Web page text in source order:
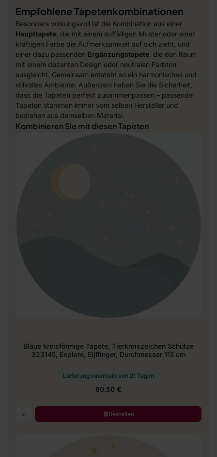
Empfohlene Tapetenkombinationen
Besonders wirkungsvoll ist die Kombination aus einer
Haupttapete , die mit einem auffälligen Muster oder einer
kräftigen Farbe die Aufmerksamkeit auf sich zieht, und
einer dazu passenden Ergänzungstapete , die den Raum
mit einem dezenten Design oder neutralen Farbton
ausgleicht. Gemeinsam entsteht so ein harmonisches und
stilvolles Ambiente. Außerdem haben Sie die Sicherheit,
dass die Tapeten perfekt zusammenpassen – passende
Tapeten stammen immer vom selben Hersteller und
bestehen aus demselben Material.
Kombinieren Sie mit diesen Tapeten
Blaue kreisförmige Tapete, Tierkreiszeichen Schütze
323145, Explore, Eijffinger, Durchmesser 115 cm
Lieferung innerhalb von 21 Tagen
90.50 €
Bestellen